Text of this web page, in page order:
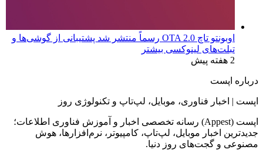
2 هفته پیش